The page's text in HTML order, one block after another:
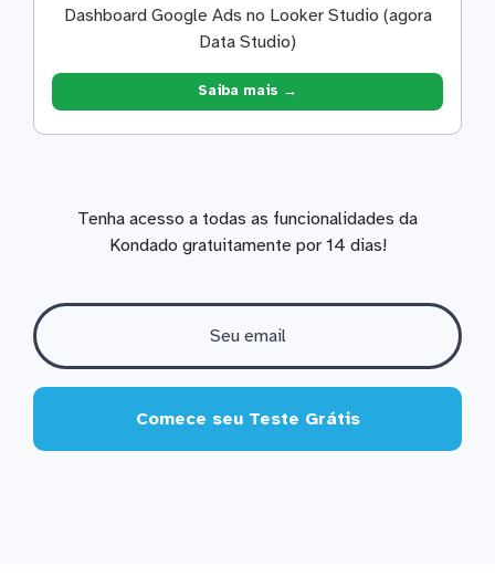
Dashboard Google Ads no Looker Studio (agora
Data Studio)
Saiba mais →
Tenha acesso a todas as funcionalidades da
Kondado gratuitamente por 14 dias!
Comece seu Teste Grátis